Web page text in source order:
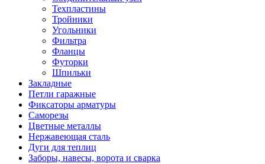
Техпластины
Тройники
Угольники
Фильтра
Фланцы
Футорки
Шпильки
Закладные
Петли гаражные
Фиксаторы арматуры
Саморезы
Цветные металлы
Нержавеющая сталь
Дуги для теплиц
Заборы, навесы, ворота и сварка